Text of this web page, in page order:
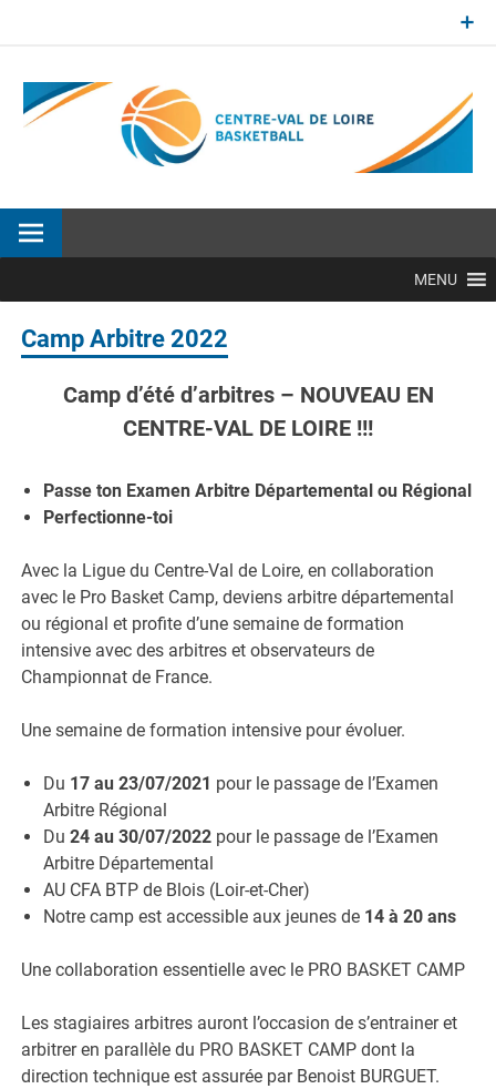
MENU
Camp Arbitre 2022
Camp d’été d’arbitres – NOUVEAU EN
CENTRE-VAL DE LOIRE !!!
Passe ton Examen Arbitre Départemental ou Régional
Perfectionne-toi
Avec la Ligue du Centre-Val de Loire, en collaboration
avec le Pro Basket Camp, deviens arbitre départemental
ou régional et profite d’une semaine de formation
intensive avec des arbitres et observateurs de
Championnat de France.
Une semaine de formation intensive pour évoluer.
Du 17 au 23/07/2021 pour le passage de l’Examen
Arbitre Régional
Du24 au 30/07/2022 pour le passage de l’Examen
Arbitre Départemental
AU CFA BTP de Blois (Loir-et-Cher)
Notre camp est accessible aux jeunes de 14 à 20 ans
Une collaboration essentielle avec le PRO BASKET CAMP
Les stagiaires arbitres auront l’occasion de s’entrainer et
arbitrer en parallèle du PRO BASKET CAMP dont la
direction technique est assurée par Benoist BURGUET.